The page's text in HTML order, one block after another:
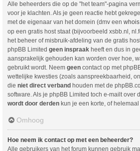
Alle beheerders die op de "het team"-pagina
voor je klachten. Als je geen reactie hebt
met de eigenaar van het domein (dmv een
op een gratis host staat (bijvoorbeeld xsbb.nl,
het beheer of misbruik-afdeling van de gratis
phpBB Limited geen inspraak heeft en dus in
aansprakelijk gehouden kan worden over hoe,
gebruikt wordt. Neem geen contact op met
wettelijke kwesties (zoals aanspreekbaarheid,
die niet direct verband houden met de
software. Als je phpBB Limited toch e-mailt over
wordt door derden kun je een korte, of
Omhoog
Hoe neem ik contact op met een beheerder?
Alle gebruikers van het forum kunnen gebruik